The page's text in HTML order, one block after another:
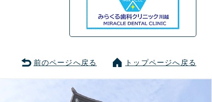
前のページへ戻る トップページへ戻る